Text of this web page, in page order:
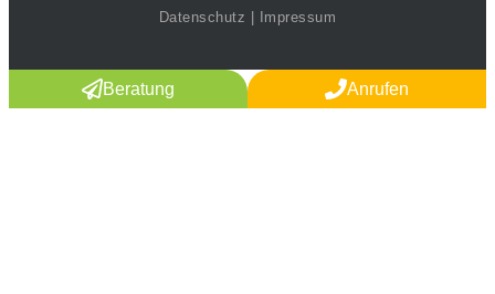
Datenschutz Impressum
Beratung Anrufen